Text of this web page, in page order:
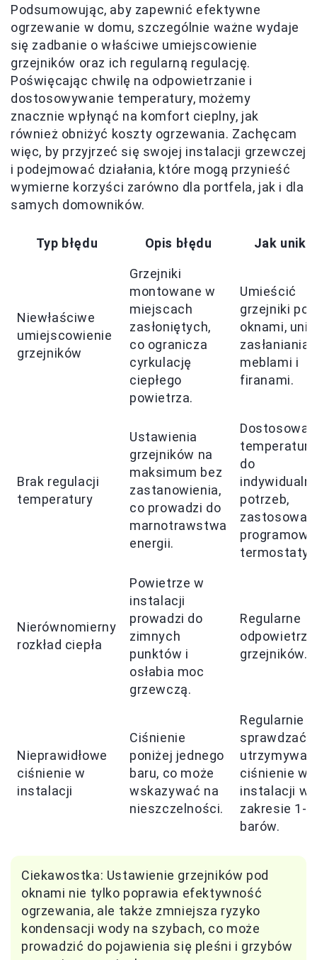
Podsumowując, aby zapewnić efektywne
ogrzewanie w domu, szczególnie ważne wydaje
się zadbanie o właściwe umiejscowienie
grzejników oraz ich regularną regulację.
Poświęcając chwilę na odpowietrzanie i
dostosowywanie temperatury, możemy
znacznie wpłynąć na komfort cieplny, jak
również obniżyć koszty ogrzewania. Zachęcam
więc, by przyjrzeć się swojej instalacji grzewczej
i podejmować działania, które mogą przynieść
wymierne korzyści zarówno dla portfela, jak i dla
samych domowników.
Typ błędu Opis błędu Jak
Niewłaściwe
umiejscowienie
grzejników
Grzejniki
montowane w
miejscach
zasłoniętych,
co ogranicza
cyrkulację
ciepłego
powietrza.
Umieścić
grzejniki pod
oknami,
zasłaniania
meblami i
firanami.
Brak regulacji
temperatury
Ustawienia
grzejników na
maksimum bez
zastanowienia,
co prowadzi do
marnotrawstwa
energii.
Dostosować
temperaturę
do
potrzeb,
zastosować
termostaty.
Nierównomierny
rozkład ciepła
Powietrze w
instalacji
prowadzi do
zimnych
punktów i
osłabia moc
grzewczą.
Regularne
grzejników.
Nieprawidłowe
ciśnienie w
instalacji
Ciśnienie
poniżej jednego
baru, co może
wskazywać na
nieszczelności.
Regularnie
sprawdzać i
utrzymywać
ciśnienie w
instalacji w
zakresie 1-2
barów.
Ciekawostka: Ustawienie grzejników pod
oknami nie tylko poprawia efektywność
ogrzewania, ale także zmniejsza ryzyko
kondensacji wody na szybach, co może
prowadzić do pojawienia się pleśni i grzybów